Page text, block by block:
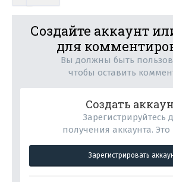
Создайте аккаунт
для
Вы должны быть
чтобы оставить
Создать
Зарегистрируйтесь
получения аккаунта. Это
Зарегистрировать